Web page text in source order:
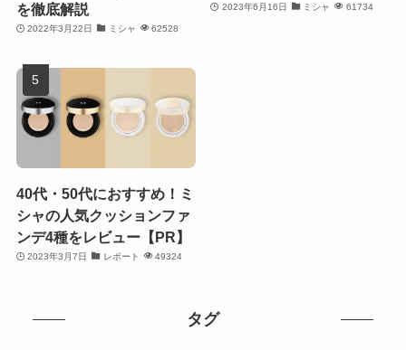
を徹底解説
2022年3月22日 ミシャ 62528
2023年6月16日 ミシャ 61734
40代・50代におすすめ！ミ
シャの人気クッションファ
ンデ4種をレビュー【PR】
2023年3月7日 レポート 49324
タグ